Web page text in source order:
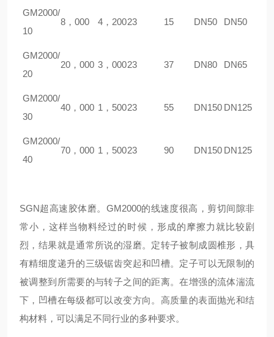
GM2000/
10
8，000 4，20023 15 DN50 DN50
GM2000/
20
20，000 3，00023 37 DN80 DN65
GM2000/
30
40，000 1，50023 55 DN150 DN125
GM2000/
40
70，000 1，50023 90 DN150 DN125
SGN超高速胶体磨。 GM2000的线速度很高，剪切间隙非
常小，这样当物料经过的时候，形成的摩擦力就比较剧
烈，结果就是通常所说的湿磨。定转子被制成圆椎形，具
有精细度递升的三级锯齿突起和凹槽。定子可以无限制的
被调整到所需要的与转子之间的距离。在增强的流体湍流
下，凹槽在每级都可以改变方向。高质量的表面抛光和结
构材料，可以满足不同行业的多种要求。